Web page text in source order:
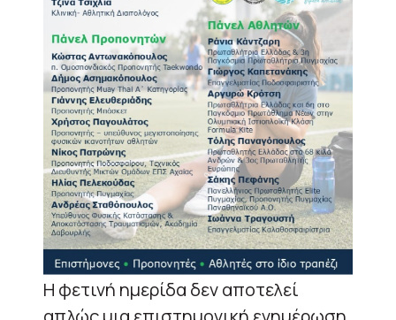
Η φετινή ημερίδα δεν αποτελεί